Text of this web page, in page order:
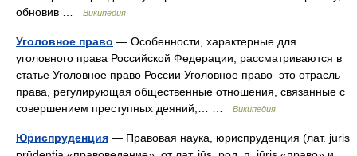
обновив …
Википедия
Уголовное право — Особенности, характерные для
уголовного права Российской Федерации, рассматриваются в
статье Уголовное право России Уголовное право это отрасль
права, регулирующая общественные отношения, связанные с
совершением преступных деяний,… …
Википедия
Юриспруденция — Правовая наука, юриспруденция (лат. jūris